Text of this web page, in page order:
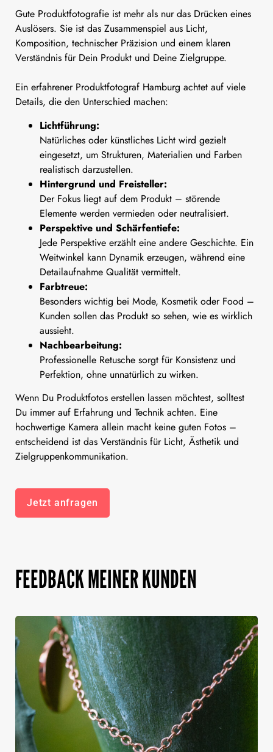
Gute Produktfotografie ist mehr als nur das Drücken eines
Auslösers. Sie ist das Zusammenspiel aus Licht,
Komposition, technischer Präzision und einem klaren
Verständnis für Dein Produkt und Deine Zielgruppe.
Ein erfahrener Produktfotograf Hamburg achtet auf viele
Details, die den Unterschied machen:
Lichtführung:
Natürliches oder künstliches Licht wird gezielt
eingesetzt, um Strukturen, Materialien und Farben
realistisch darzustellen.
Hintergrund und Freisteller:
Der Fokus liegt auf dem Produkt – störende
Elemente werden vermieden oder neutralisiert.
Perspektive und Schärfentiefe:
Jede Perspektive erzählt eine andere Geschichte. Ein
Weitwinkel kann Dynamik erzeugen, während eine
Detailaufnahme Qualität vermittelt.
Farbtreue:
Besonders wichtig bei Mode, Kosmetik oder Food –
Kunden sollen das Produkt so sehen, wie es wirklich
aussieht.
Nachbearbeitung:
Professionelle Retusche sorgt für Konsistenz und
Perfektion, ohne unnatürlich zu wirken.
Wenn Du Produktfotos erstellen lassen möchtest, solltest
Du immer auf Erfahrung und Technik achten. Eine
hochwertige Kamera allein macht keine guten Fotos –
entscheidend ist das Verständnis für Licht, Ästhetik und
Zielgruppenkommunikation.
Jetzt anfragen
FEEDBACK MEINER KUNDEN